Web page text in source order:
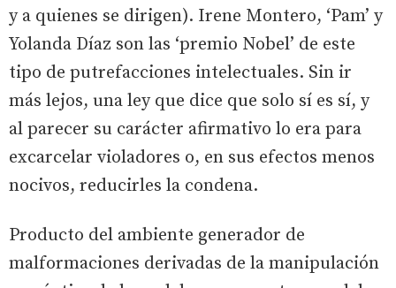
y a quienes se dirigen). Irene Montero, ‘Pam’ y
Yolanda Díaz son las ‘premio Nobel’ de este
tipo de putrefacciones intelectuales. Sin ir
más lejos, una ley que dice que solo sí es sí, y
al parecer su carácter afirmativo lo era para
excarcelar violadores o, en sus efectos menos
nocivos, reducirles la condena.
Producto del ambiente generador de
malformaciones derivadas de la manipulación